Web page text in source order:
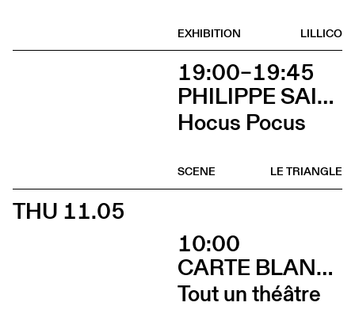
LILLICO
EXHIBITION
19:00–19:45
PHILIPPE SAIRE
Hocus Pocus
LE TRIANGLE
SCENE
THU 11.05
10:00
CARTE BLANCHE À ALBERTINE & GERMANO ZULLO
Tout un théâtre